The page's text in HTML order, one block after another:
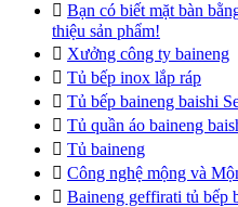
 Bạn có biết mặt bàn
thiệu sản phẩm!
 Xưởng công ty baineng
 Tủ bếp inox lắp ráp
 Tủ bếp baineng baishi
 Tủ quần áo baineng
 Tủ baineng
 Công nghệ mộng và
 Baineng geffirati tủ bếp